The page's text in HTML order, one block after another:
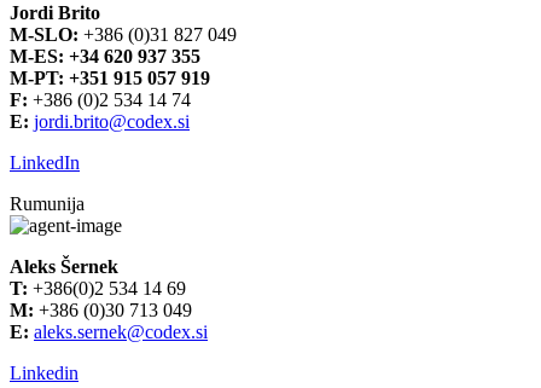
Jordi Brito
M-SLO: +386 (0)31 827 049
M-ES: +34 620 937 355
M-PT: +351 915 057 919
F: +386 (0)2 534 14 74
E: jordi.brito@codex.si
LinkedIn
Rumunija
Aleks Šernek
T: +386(0)2 534 14 69
M: +386 (0)30 713 049
E: aleks.sernek@codex.si
Linkedin